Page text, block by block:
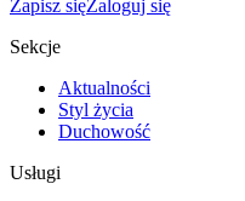
Zapisz sięZaloguj się
Sekcje
Aktualności
Styl życia
Duchowość
Usługi